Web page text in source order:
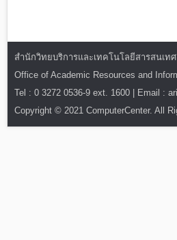
สำนักวิทยบริการและเทคโนโลยีสารสนเ
Office of Academic Resources and
Tel : 0 3272 0536-9 ext. 1600 | Email :
Copyright © 2021 ComputerCenter. All